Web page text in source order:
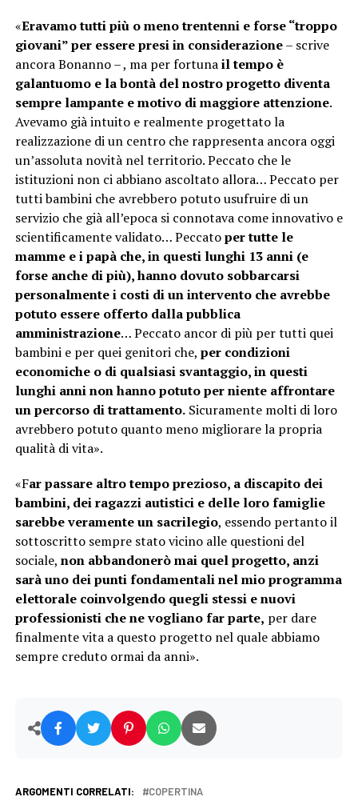
«Eravamo tutti più o meno trentenni e forse “troppo
giovani” per essere presi in considerazione– scrive
ancora Bonanno – , ma per fortunail tempo è
galantuomo e la bontà del nostro progetto diventa
sempre lampante e motivo di maggiore attenzione.
Avevamo già intuito e realmente progettato la
realizzazione di un centro che rappresenta ancora oggi
un’assoluta novità nel territorio. Peccato che le
istituzioni non ci abbiano ascoltato allora… Peccato per
tutti bambini che avrebbero potuto usufruire di un
servizio che già all’epoca si connotava come innovativo e
scientificamente validato… Peccatoper tutte le
mamme e i papà che, in questi lunghi 13 anni (e
forse anche di più), hanno dovuto sobbarcarsi
personalmente i costi di un intervento che avrebbe
potuto essere offerto dalla pubblica
amministrazione… Peccato ancor di più per tutti quei
bambini e per quei genitori che, per condizioni
economiche o di qualsiasi svantaggio, in questi
lunghi anni non hanno potuto per niente affrontare
un percorso di trattamento.Sicuramente molti di loro
avrebbero potuto quanto meno migliorare la propria
qualità di vita».
«Far passare altro tempo prezioso, a discapito dei
bambini, dei ragazzi autistici e delle loro famiglie
sarebbe veramente un sacrilegio, essendo pertanto il
sottoscritto sempre stato vicino alle questioni del
sociale, non abbandonerò mai quel progetto, anzi
sarà uno dei punti fondamentali nel mio programma
elettorale coinvolgendo quegli stessi e nuovi
professionisti che ne vogliano far parte, per dare
finalmente vita a questo progetto nel quale abbiamo
sempre creduto ormai da anni».
ARGOMENTI CORRELATI: COPERTINA